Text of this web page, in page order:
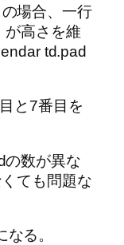
場合、一行
高さを維
td.pad
と7番目を
の数が異な
ても問題な
る。